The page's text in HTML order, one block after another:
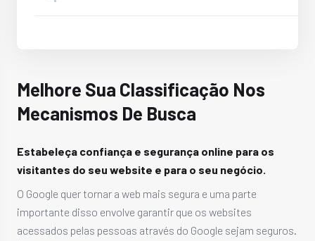
Melhore Sua Classificação Nos
Mecanismos De Busca
Estabeleça confiança e segurança online para os
visitantes do seu website e para o seu negócio.
O Google quer tornar a web mais segura e uma parte
importante disso envolve garantir que os websites
acessados pelas pessoas através do Google sejam seguros.